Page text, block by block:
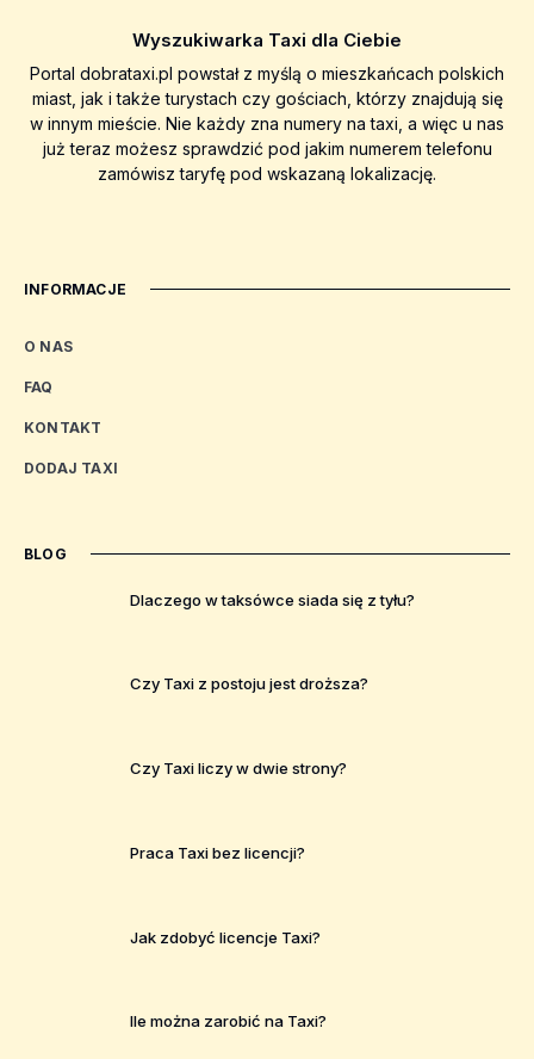
Wyszukiwarka Taxi dla Ciebie
Portal dobrataxi.pl powstał z myślą o mieszkańcach polskich
miast, jak i także turystach czy gościach, którzy znajdują się
w innym mieście. Nie każdy zna numery na taxi, a więc u nas
już teraz możesz sprawdzić pod jakim numerem telefonu
zamówisz taryfę pod wskazaną lokalizację.
INFORMACJE
O NAS
FAQ
KONTAKT
DODAJ TAXI
BLOG
Dlaczego w taksówce siada się z tyłu?
Czy Taxi z postoju jest droższa?
Czy Taxi liczy w dwie strony?
Praca Taxi bez licencji?
Jak zdobyć licencje Taxi?
Ile można zarobić na Taxi?